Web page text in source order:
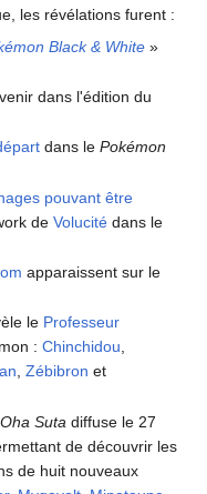
les révélations furent :
Black & White »
dans l'édition du
dans lePokémon
pouvant être
deVolucité dans le
apparaissent sur le
le Professeur
:Chinchidou,
,Zébibron et
Oha Suta diffuse le 27
de découvrir les
de huit nouveaux